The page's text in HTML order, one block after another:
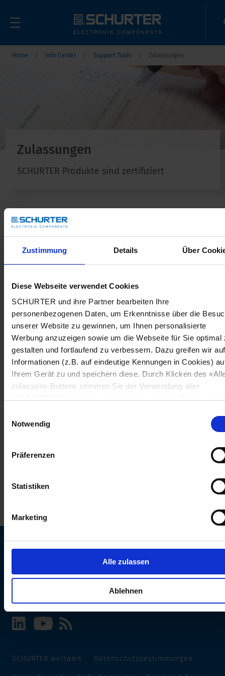
Zustimmung Details Über
Diese Webseite verwendet Cookies
SCHURTER und ihre Partner bearbeiten Ihre
personenbezogenen Daten, um Erkenntnisse über die
unserer Website zu gewinnen, um Ihnen personalisierte
Werbung anzuzeigen sowie um die Webseite für Sie optimal
gestalten und fortlaufend zu verbessern. Dazu greifen wir auf
Informationen (z.B. auf eindeutige Kennungen in Cookies)
Ihrem Gerät zu und speichern diese. Durch Klicken des
zulassen»-Buttons stimmen Sie der Verwendung aller
«Cookie-Einstellungen verwalten» am Seitenende klicken.
Einstellungen werden unseren Partnern gemeldet und haben
keinen Einfluss auf die Browserdaten. Weitere Informationen
erhalten Sie in unserer
Notwendig
Präferenzen
Statistiken
Marketing
Alle zulassen
Ablehnen
Home Info Center Support Tools Zulassungen
Zulassungen
SCHURTER Produkte sind zertifiziert
SCHURTER Webseite und Sprache wählen
SCHURTER weltweit Datenschutzbestimmungen